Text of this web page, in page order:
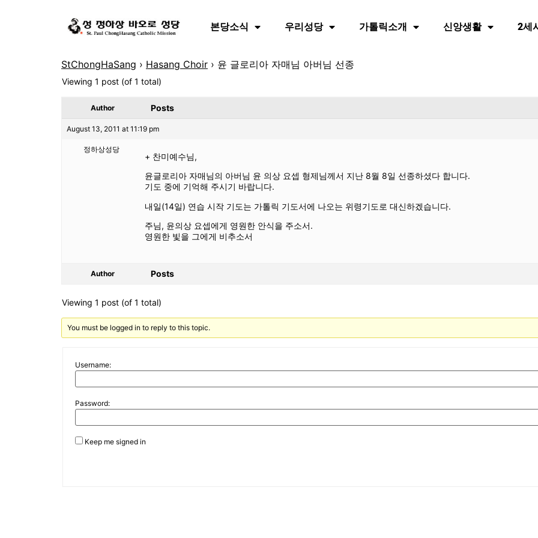
본당소식 우리성당 가톨릭소개 신앙생활 2세
StChongHaSang › Hasang Choir › 윤 글로리아 자매님 아버님 선종
Viewing 1 post (of 1 total)
Author Posts
August 13, 2011 at 11:19 pm
정하상성당
+ 찬미예수님,
윤글로리아 자매님의 아버님 윤 의상 요셉 형제님께서 지난 8월 8일 선종하셨다 합니다.
기도 중에 기억해 주시기 바랍니다.
내일(14일) 연습 시작 기도는 가톨릭 기도서에 나오는 위령기도로 대신하겠습니다.
주님, 윤의상 요셉에게 영원한 안식을 주소서.
영원한 빛을 그에게 비추소서
Author Posts
Viewing 1 post (of 1 total)
You must be logged in to reply to this topic.
Username:
Password:
Keep me signed in